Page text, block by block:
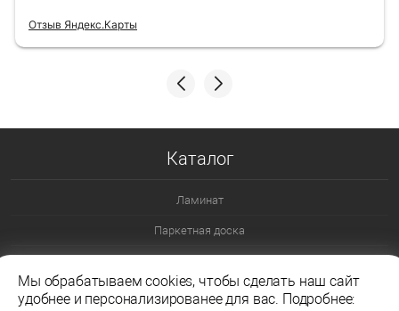
Отзыв Яндекс.Карты
Каталог
Ламинат
Паркетная доска
Ламинат 33 класс
Мы обрабатываем cookies, чтобы сделать наш сайт
удобнее и персонализированее для вас. Подробнее: